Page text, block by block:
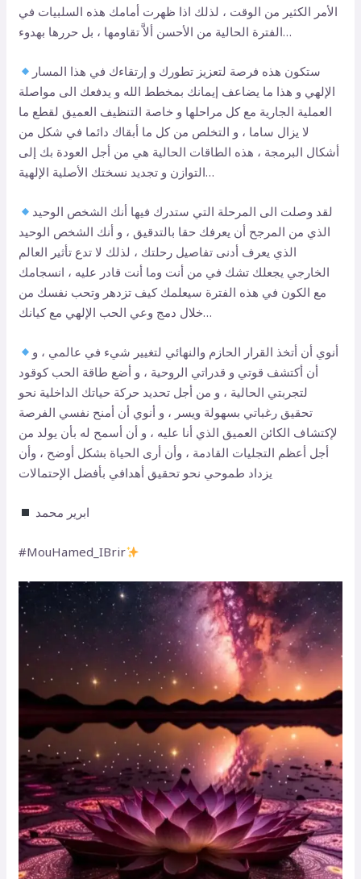
الأمر الكثير من الوقت ، لذلك اذا ظهرت أمامك هذه السلبيات في
الفترة الحالية من الأحسن ألاَّ تقاومها ، بل حررها بهدوء…
ستكون هذه فرصة لتعزيز تطورك و إرتقاءك في هذا المسار
الإلهي و هذا ما يضاعف إيمانك بمخطط الله و يدفعك الى مواصلة
العملية الجارية مع كل مراحلها و خاصة التنظيف العميق لقطع ما
لا يزال ساما ، و التخلص من كل ما أبقاك دائما في شكل من
أشكال البرمجة ، هذه الطاقات الحالية هي من أجل العودة بك إلى
التوازن و تجديد نسختك الأصلية الإلهية…
لقد وصلت الى المرحلة التي ستدرك فيها أنك الشخص الوحيد
الذي من المرجح أن يعرفك حقا بالتدقيق ، و أنك الشخص الوحيد
الذي يعرف أدنى تفاصيل رحلتك ، لذلك لا تدع تأثير العالم
الخارجي يجعلك تشك في من أنت وما أنت قادر عليه ، انسجامك
مع الكون في هذه الفترة سيعلمك كيف تزدهر وتحب نفسك من
خلال دمج وعي الحب الإلهي مع كيانك…
أنوي أن أتخذ القرار الحازم والنهائي لتغيير شيء في عالمي ، و
أن أكتشف قوتي و قدراتي الروحية ، و أضع طاقة الحب كوقود
لتجربتي الحالية ، و من أجل تحديد حركة حياتك الداخلية نحو
تحقيق رغباتي بسهولة ويسر ، و أنوي أن أمنح نفسي الفرصة
لإكتشاف الكائن العميق الذي أنا عليه ، و أن أسمح له بأن يولد من
أجل أعظم التجليات القادمة ، وأن أرى الحياة بشكل أوضح ، وأن
يزداد طموحي نحو تحقيق أهدافي بأفضل الإحتمالات
ابرير محمد
‏#MouHamed_IBrir